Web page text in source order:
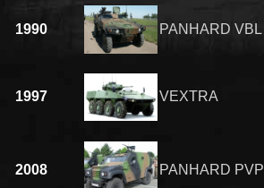
1990 PANHARD VBL
1997 VEXTRA
2008 PANHARD PVP